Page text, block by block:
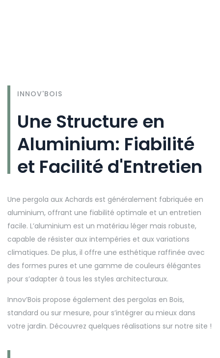
INNOV'BOIS
Une Structure en
Aluminium: Fiabilité
et Facilité d'Entretien
Une pergola aux Achards est généralement fabriquée en
aluminium, offrant une fiabilité optimale et un entretien
facile. L’aluminium est un matériau léger mais robuste,
capable de résister aux intempéries et aux variations
climatiques. De plus, il offre une esthétique raffinée avec
des formes pures et une gamme de couleurs élégantes
pour s’adapter à tous les styles architecturaux.
Innov’Bois propose également des pergolas en Bois,
standard ou sur mesure, pour s’intégrer au mieux dans
votre jardin. Découvrez quelques réalisations sur notre site !